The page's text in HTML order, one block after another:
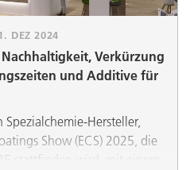
DEZ 2024
Nachhaltigkeit, Verkürzung
und Additive für
Hersteller,
Show (ECS) 2025, die
stattfinden wird, mit einem